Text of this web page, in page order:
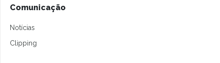
Comunicação
Notícias
Clipping